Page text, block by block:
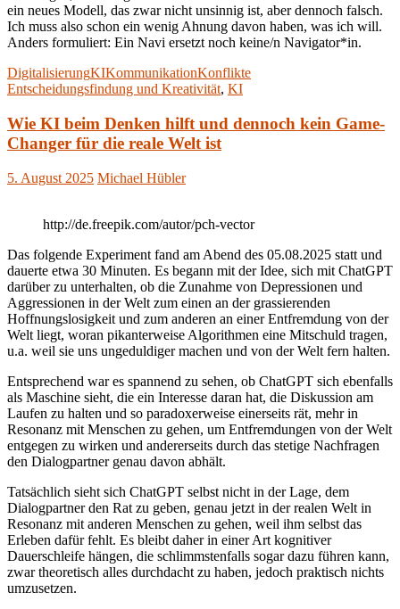
ein neues Modell, das zwar nicht unsinnig ist, aber dennoch falsch.
Ich muss also schon ein wenig Ahnung davon haben, was ich will.
Anders formuliert: Ein Navi ersetzt noch keine/n Navigator*in.
DigitalisierungKIKommunikationKonflikte
Entscheidungsfindung und Kreativität, KI
Wie KI beim Denken hilft und dennoch kein Game-
Changer für die reale Welt ist
5. August 2025 Michael Hübler
http://de.freepik.com/autor/pch-vector
Das folgende Experiment fand am Abend des 05.08.2025 statt und
dauerte etwa 30 Minuten. Es begann mit der Idee, sich mit ChatGPT
darüber zu unterhalten, ob die Zunahme von Depressionen und
Aggressionen in der Welt zum einen an der grassierenden
Hoffnungslosigkeit und zum anderen an einer Entfremdung von der
Welt liegt, woran pikanterweise Algorithmen eine Mitschuld tragen,
u.a. weil sie uns ungeduldiger machen und von der Welt fern halten.
Entsprechend war es spannend zu sehen, ob ChatGPT sich ebenfalls
als Maschine sieht, die ein Interesse daran hat, die Diskussion am
Laufen zu halten und so paradoxerweise einerseits rät, mehr in
Resonanz mit Menschen zu gehen, um Entfremdungen von der Welt
entgegen zu wirken und andererseits durch das stetige Nachfragen
den Dialogpartner genau davon abhält.
Tatsächlich sieht sich ChatGPT selbst nicht in der Lage, dem
Dialogpartner den Rat zu geben, genau jetzt in der realen Welt in
Resonanz mit anderen Menschen zu gehen, weil ihm selbst das
Erleben dafür fehlt. Es bleibt daher in einer Art kognitiver
Dauerschleife hängen, die schlimmstenfalls sogar dazu führen kann,
zwar theoretisch alles durchdacht zu haben, jedoch praktisch nichts
umzusetzen.